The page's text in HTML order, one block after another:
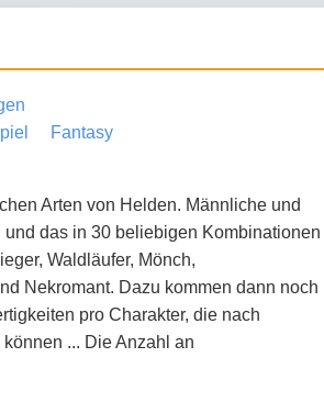
Fantasy
Arten von Helden. Männliche und
das in 30 beliebigen Kombinationen
Waldläufer, Mönch,
Nekromant. Dazu kommen dann noch
pro Charakter, die nach
... Die Anzahl an